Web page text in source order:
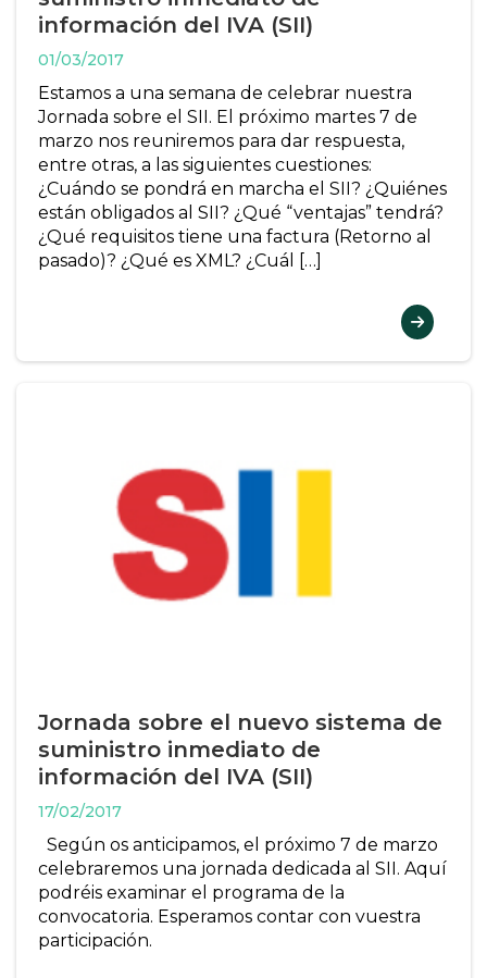
información del IVA (SII)
01/03/2017
Estamos a una semana de celebrar nuestra
Jornada sobre el SII. El próximo martes 7 de
marzo nos reuniremos para dar respuesta,
entre otras, a las siguientes cuestiones:
¿Cuándo se pondrá en marcha el SII? ¿Quiénes
están obligados al SII? ¿Qué “ventajas” tendrá?
¿Qué requisitos tiene una factura (Retorno al
pasado)? ¿Qué es XML? ¿Cuál […]
Jornada sobre el nuevo sistema de
suministro inmediato de
información del IVA (SII)
17/02/2017
Según os anticipamos, el próximo 7 de marzo
celebraremos una jornada dedicada al SII. Aquí
podréis examinar el programa de la
convocatoria. Esperamos contar con vuestra
participación.